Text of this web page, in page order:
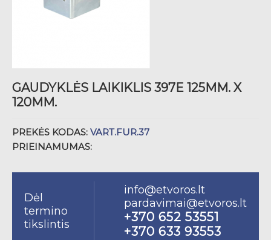
GAUDYKLĖS LAIKIKLIS 397E 125MM. X
120MM.
PREKĖS KODAS: VART.FUR.37
PRIEINAMUMAS:
Dėl
termino
tikslintis
info@etvoros.lt
pardavimai@etvoros.lt
+370 652 53551
+370 633 93553